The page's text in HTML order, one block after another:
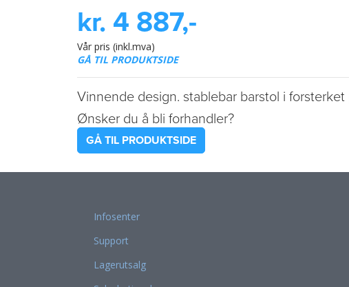
kr. 4 887,-
Vår pris (inkl.mva)
GÅ TIL PRODUKTSIDE
Vinnende design. stablebar barstol i
Ønsker du å bli forhandler?
GÅ TIL PRODUKTSIDE
Infosenter
Support
Lagerutsalg